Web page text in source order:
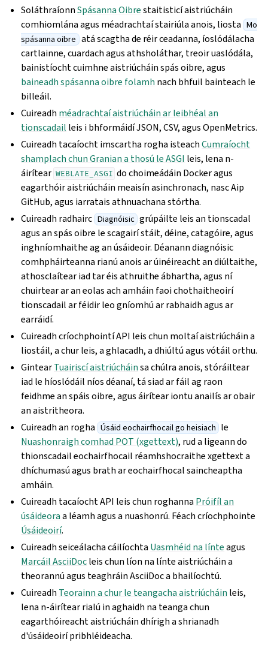
SoláthraíonnSpásanna Oibrestaitisticí aistriúcháin
comhiomlána agus méadrachtaí stairiúla anois, liosta Mo
spásanna oibre atá scagtha de réir ceadanna, íoslódálacha
cartlainne, cuardach agus athsholáthar, treoir uaslódála,
bainistíocht cuimhne aistriúcháin spás oibre, agus
baineadh spásanna oibre folamh nach bhfuil bainteach le
billeáil.
Cuireadh méadrachtaí aistriúcháin ar leibhéal an
tionscadail leis i bhformáidí JSON, CSV, agus OpenMetrics.
Cuireadh tacaíocht imscartha rogha isteachCumraíocht
shamplach chun Granian a thosú le ASGI leis, lena n-
áirítear WEBLATE_ASGI do choimeádáin Docker agus
eagarthóir aistriúcháin meaisín asinchronach, nasc Aip
GitHub, agus iarratais athnuachana stórtha.
Cuireadh radhairc Diagnóisic grúpáilte leis an tionscadal
agus an spás oibre le scagairí stáit, déine, catagóire, agus
inghníomhaithe ag an úsáideoir. Déanann diagnóisic
comhpháirteanna rianú anois ar úinéireacht an diúltaithe,
athosclaítear iad tar éis athruithe ábhartha, agus ní
chuirtear ar an eolas ach amháin faoi chothaitheoirí
tionscadail ar féidir leo gníomhú ar rabhaidh agus ar
earráidí.
Cuireadh críochphointí API leis chun moltaí aistriúcháin a
liostáil, a chur leis, a ghlacadh, a dhiúltú agus vótáil orthu.
GintearTuairiscí aistriúcháinsa chúlra anois, stóráiltear
iad le híoslódáil níos déanaí, tá siad ar fáil ag raon
feidhme an spáis oibre, agus áirítear iontu anailís ar obair
an aistritheora.
Cuireadh an rogha Úsáid eochairfhocail go heisiach le
Nuashonraigh comhad POT (xgettext), rud a ligeann do
thionscadail eochairfhocail réamhshocraithe xgettext a
dhíchumasú agus brath ar eochairfhocal saincheaptha
amháin.
Cuireadh tacaíocht API leis chun roghanna Próifíl an
úsáideoraa léamh agus a nuashonrú. Féach críochphointe
Úsáideoirí.
Cuireadh seiceálacha cáilíochta Uasmhéid na línteagus
Marcáil AsciiDocleis chun líon na línte aistriúcháin a
theorannú agus teaghráin AsciiDoc a bhailíochtú.
Cuireadh Teorainn a chur le teangacha aistriúcháin leis,
lena n-áirítear rialú in aghaidh na teanga chun
eagarthóireacht aistriúcháin dhírigh a shrianadh
d'úsáideoirí pribhléideacha.